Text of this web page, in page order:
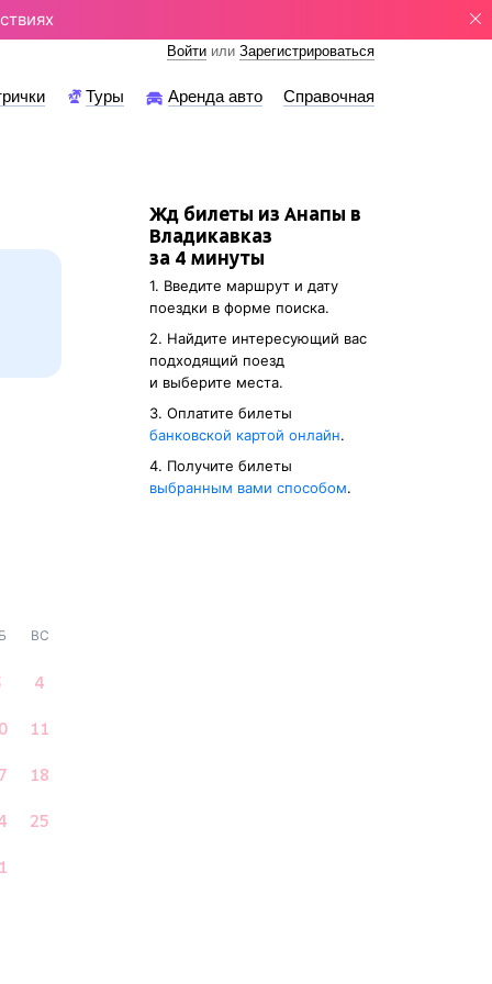
Войти или Зарегистрироваться
Туры Аренда авто Справочная
ВС
4
11
18
25
Жд билеты из Анапы в
Владикавказ
за 4 минуты
1. Введите маршрут и дату
поездки в форме поиска.
2. Найдите интересующий вас
подходящий поезд
и выберите места.
3. Оплатите билеты
банковской картой онлайн.
4. Получите билеты
выбранным вами способом.